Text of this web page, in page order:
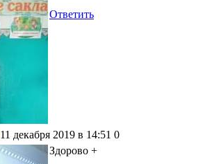
Ответить
11 декабря 2019 в 14:51 0
Здорово +